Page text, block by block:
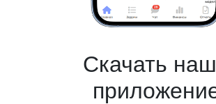
Скачать